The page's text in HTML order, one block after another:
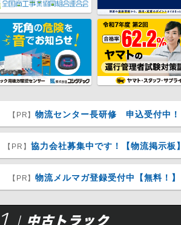
【PR】物流センター長研修 申込受付中！
【PR】 協力会社募集中です！【物流掲示板】
【PR】物流メルマガ登録受付中【無料！】